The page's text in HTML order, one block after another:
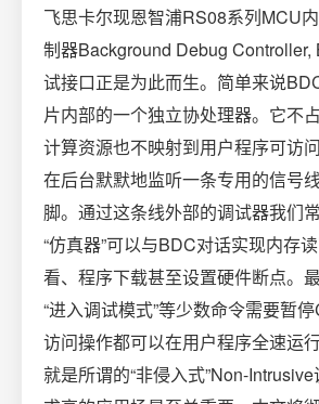
飞思卡尔现恩智浦RS08系列MCU
制器Background Debug Controller,
试接口正是为此而生。简单来说
片内部的一个独立协处理器。它不
计算资源也不映射到用户程序可访
在后台默默地监听一条专用的信
脚。通过这条线外部的调试器我们
“仿真器”可以与BDC对话实现内存
看、程序下载甚至设置硬件断点。
“进入调试模式”等少数命令需要暂
访问操作都可以在用户程序全速运
就是所谓的“非侵入式”Non-